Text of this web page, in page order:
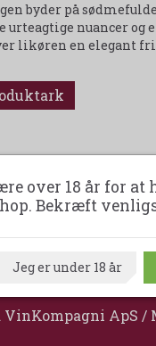
byder på
urteagtige nuancer og
likøren en elegant
VINKOMPAGNI
ApS /
over 18 år for at
Bekræft
Jeg er under 18 år